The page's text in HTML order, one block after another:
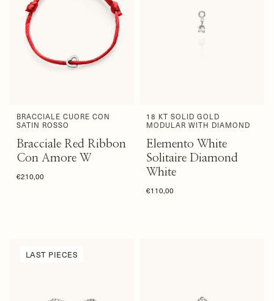
BRACCIALE CUORE CON
SATIN ROSSO
Bracciale Red Ribbon
Con Amore W
€210,00
18 KT SOLID GOLD
MODULAR WITH DIAMOND
Elemento White
Solitaire Diamond
White
€110,00
LAST PIECES